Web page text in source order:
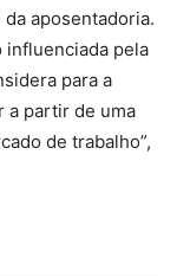
aposentadoria.
influenciada pela
para a
a partir de uma
de trabalho”,